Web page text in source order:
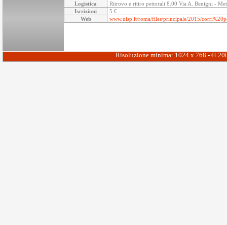
Logistica
Ritrovo e ritiro pettorali 8.00 Via A. Benigni -
Iscrizioni
5 €
Web
www.uisp.it/roma/files/principale/2015/
Risoluzione minima: 1024 x 768 - ©